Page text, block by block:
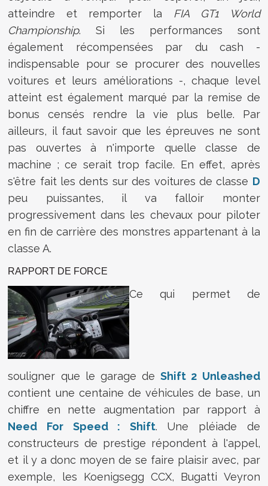
atteindre et remporter la
FIA GT1 World
Championship. Si les performances sont
également récompensées par du cash -
indispensable pour se procurer des nouvelles
voitures et leurs améliorations -, chaque level
atteint est également marqué par la remise de
bonus censés rendre la vie plus belle. Par
ailleurs, il faut savoir que les épreuves ne sont
pas ouvertes à n'importe quelle classe de
machine ; ce serait trop facile. En effet, après
s'être fait les dents sur des voitures de classe D
peu puissantes, il va falloir monter
progressivement dans les chevaux pour piloter
en fin de carrière des monstres appartenant à la
classe A.
RAPPORT DE FORCE
Ce qui permet de
souligner que le garage deShift 2 Unleashed
contient une centaine de véhicules de base, un
chiffre en nette augmentation par rapport à
Need For Speed : Shift. Une pléiade de
constructeurs de prestige répondent à l'appel,
et il y a donc moyen de se faire plaisir avec, par
exemple, les Koenigsegg CCX, Bugatti Veyron